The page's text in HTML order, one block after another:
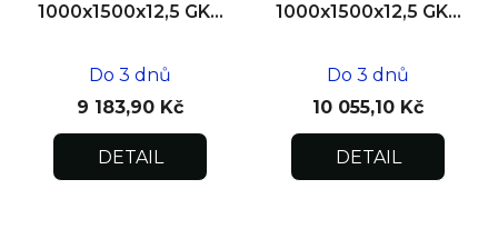
1000x1500x12,5 GKB
Do 3 dnů
9 183,90 Kč
DETAIL
1000x1500x12,5 GKB
Do 3 dnů
10 055,10 Kč
DETAIL